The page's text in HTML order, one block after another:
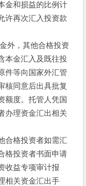
金和损益的比例计
许再次汇入投资款
，其他合格投资
本金汇入及既往投
件等向国家外汇管
核同意后出具批复
额度。托管人凭国
办理资金汇出相关
格投资者如需汇
格投资者书面申请
收益专项审计报
相关资金汇出手